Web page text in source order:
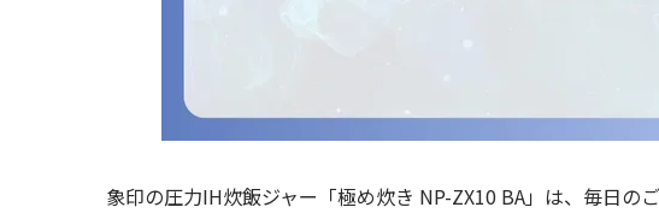
象印の圧力IH炊飯ジャー「極め炊き NP-ZX10 BA」は、毎日